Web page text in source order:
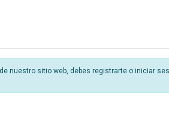
nuestro sitio web, debes registrarte o iniciar